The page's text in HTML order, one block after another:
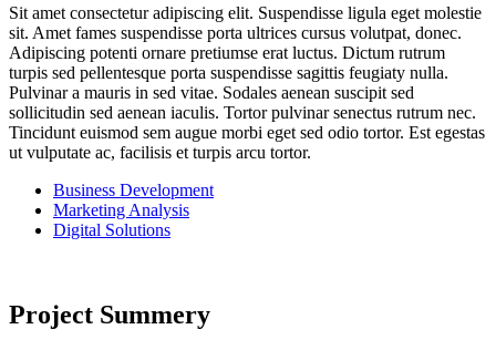
Sit amet consectetur adipiscing elit. Suspendisse ligula eget molestie
sit. Amet fames suspendisse porta ultrices cursus volutpat, donec.
Adipiscing potenti ornare pretiumse erat luctus. Dictum rutrum
turpis sed pellentesque porta suspendisse sagittis feugiaty nulla.
Pulvinar a mauris in sed vitae. Sodales aenean suscipit sed
sollicitudin sed aenean iaculis. Tortor pulvinar senectus rutrum nec.
Tincidunt euismod sem augue morbi eget sed odio tortor. Est egestas
ut vulputate ac, facilisis et turpis arcu tortor.
Business Development
Marketing Analysis
Digital Solutions
Project Summery